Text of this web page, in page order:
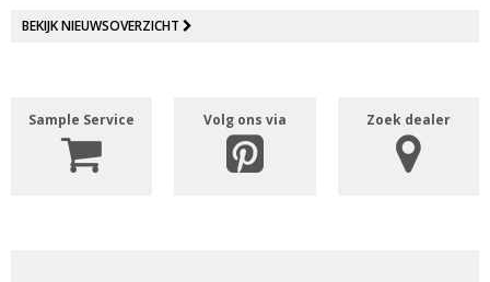
BEKIJK NIEUWSOVERZICHT
Sample Service Volg ons via Zoek dealer